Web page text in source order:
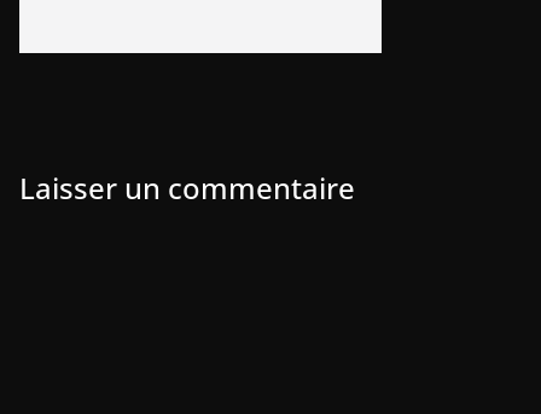
Laisser un commentaire